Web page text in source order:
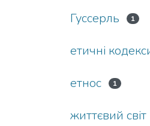
Гуссерль 1
етичні
етнос 1
життєвий світ